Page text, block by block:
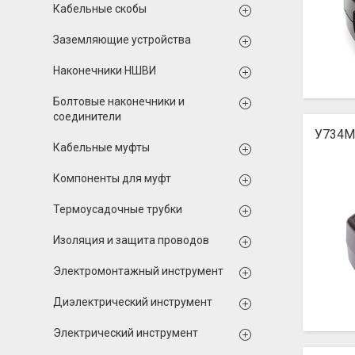
У734М
Кабельные скобы
Заземляющие устройства
Наконечники НШВИ
Болтовые наконечники и
соединители
Кабельные муфты
Компоненты для муфт
Термоусадочные трубки
Изоляция и защита проводов
Электромонтажный инструмент
Диэлектрический инструмент
Электрический инструмент